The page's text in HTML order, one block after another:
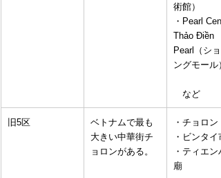
術館）
・Pearl
Thảo Điền
Pearl（ショ
ングモール
など
旧5区
ベトナムで最も
大きい中華街チ
ョロンがある。
・チョロン
・ビンタイ
・ティエン
廟